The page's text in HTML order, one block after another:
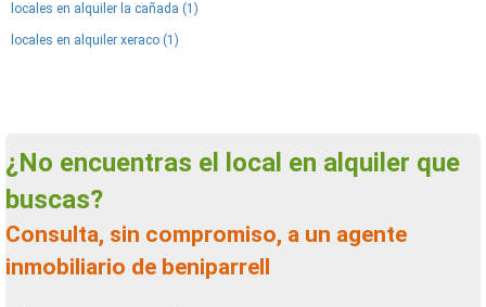
locales en alquiler la cañada (1)
locales en alquiler xeraco (1)
¿No encuentras el local en alquiler que
buscas?
Consulta, sin compromiso, a un agente
inmobiliario de beniparrell